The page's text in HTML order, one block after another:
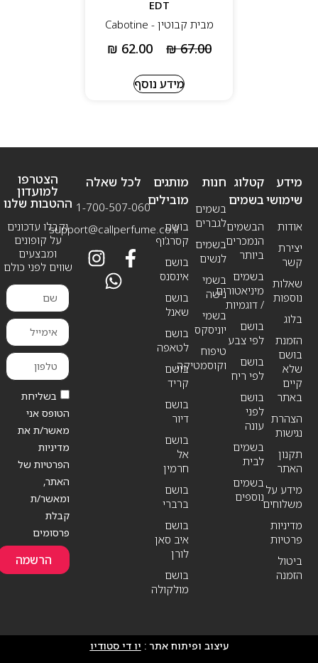
EDT
מבית קבוטין - Cabotine
₪67.00
₪ 62.00
מידע נוסף
מידע
שימושי
אודות
יצירת
קשר
שאלות
נוספות
בלוג
הזמנת
בושם
שלא
קיים
באתר
הצהרת
נגישות
תקנון
האתר
מידע על
משלוחים
מדיניות
פרטיות
ביטול
הזמנה
חנות
בשמים
לגברים
בשמים
לנשים
בשמי
נישה
בשמי
יוניסקס
טיפוח
וקוסמטיקה
קטלוג
בשמים
הבשמים
הנמכרים
ביותר
בשמים
מיניאטורים
/ דוגמיות
בושם
לפי צבע
בושם
לפי ריח
בושם
לפני
עונה
בשמים
לבית
בשמים
נוספים
מותגים
מובילים
בושם
קסרג’וף
בושם
אינסנס
בושם
שאנל
בושם
לטאפה
בושם
קריד
בושם
דיור
בושם
אל
חרמין
בושם
ברברי
בושם
איב סאן
לורן
בושם
מולקולה
לכל שאלה
1-700-507-060
support@callperfume.co.il
הצטרפו
למועדון
ההטבות שלנו
וקבלו עדכונים
על קופונים
ומבצעים
שווים לפני כולם
בשליחת
הטופס אני
מאשר/ת את
מדיניות
הפרטיות של
האתר,
ומאשר/ת
קבלת
פרסומים
הרשמה
עיצוב ופיתוח אתר : יו די סטודיו